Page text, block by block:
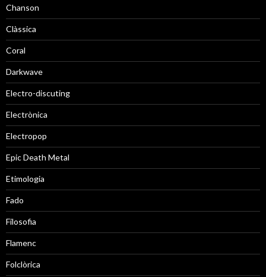
Chanson
Clàssica
Coral
Darkwave
Electro-discuting
Electrònica
Electropop
Epic Death Metal
Etimologia
Fado
Filosofia
Flamenc
Folclòrica